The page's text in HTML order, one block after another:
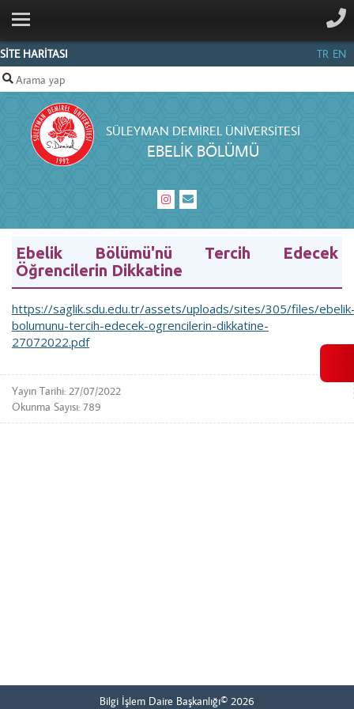
SİTE HARİTASI TR EN
SÜLEYMAN DEMIREL ÜNIVERSITESI
EBELIK BÖLÜMÜ
ANA SAYFA
KURUMSAL
LİSANS
LİSANSÜSTÜ
PERSONEL
Ebelik Bölümü'nü Tercih Edecek
Öğrencilerin Dikkatine
https://saglik.sdu.edu.tr/assets/uploads/sites/305/files/
bolumunu-tercih-edecek-ogrencilerin-dikkatine-
27072022.pdf
Yayın Tarihi: 27/07/2022
Okunma Sayısı: 789
Bilgi İşlem Daire Başkanlığı© 2026